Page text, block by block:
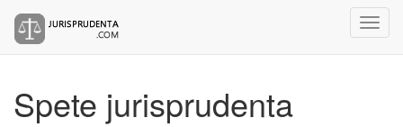
Spete jurisprudenta